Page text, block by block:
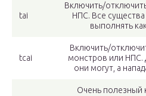
tai
Включить/
НПС. Все существа
выполнять
tcai
Включить/
монстров или НПС.
они могут, а
Очень полезный